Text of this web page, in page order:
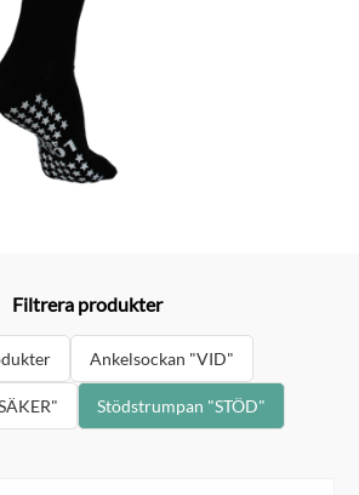
Filtrera produkter
Ankelsockan "VID"
Stödstrumpan "STÖD"